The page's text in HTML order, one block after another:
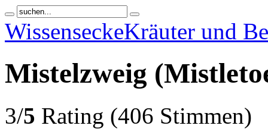
WissenseckeKräuter und
Mistelzweig
3/5 Rating (406